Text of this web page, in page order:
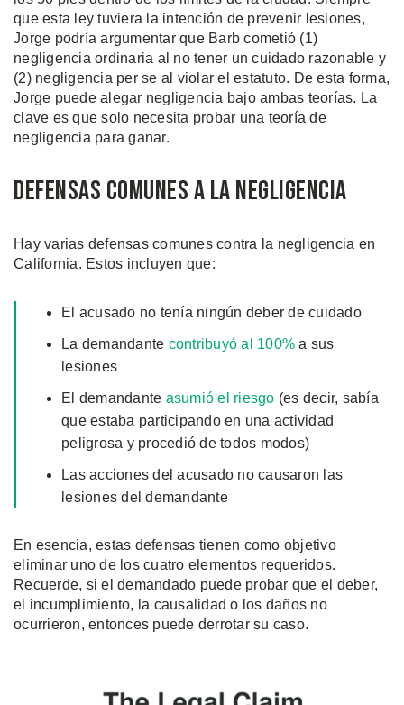
que esta ley tuviera la intención de prevenir lesiones,
Jorge podría argumentar que Barb cometió (1)
negligencia ordinaria al no tener un cuidado razonable y
(2) negligencia per se al violar el estatuto. De esta forma,
Jorge puede alegar negligencia bajo ambas teorías. La
clave es que solo necesita probar una teoría de
negligencia para ganar.
Defensas Comunes a la Negligencia
Hay varias defensas comunes contra la negligencia en
California. Estos incluyen que:
El acusado no tenía ningún deber de cuidado
La demandante contribuyó al 100% a sus
lesiones
El demandante asumió el riesgo (es decir, sabía
que estaba participando en una actividad
peligrosa y procedió de todos modos)
Las acciones del acusado no causaron las
lesiones del demandante
En esencia, estas defensas tienen como objetivo
eliminar uno de los cuatro elementos requeridos.
Recuerde, si el demandado puede probar que el deber,
el incumplimiento, la causalidad o los daños no
ocurrieron, entonces puede derrotar su caso.